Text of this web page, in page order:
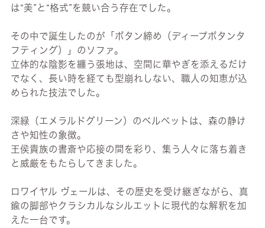
は“美”と“格式”を競い合う存在でした。
その中で誕生したのが「ボタン締め（ディープボタンタ
フティング）」のソファ。
立体的な陰影を纏う張地は、空間に華やぎを添えるだけ
でなく、長い時を経ても型崩れしない、職人の知恵が込
められた技法でした。
深緑（エメラルドグリーン）のベルベットは、森の静け
さや知性の象徴。
王侯貴族の書斎や応接の間を彩り、集う人々に落ち着き
と威厳をもたらしてきました。
ロワイヤル ヴェールは、その歴史を受け継ぎながら、真
鍮の脚部やクラシカルなシルエットに現代的な解釈を加
えた一台です。